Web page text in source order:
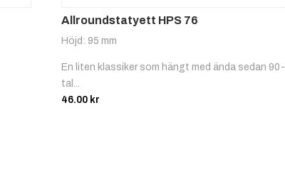
Allroundstatyett HPS 76
Höjd: 95 mm
En liten klassiker som hängt med ända sedan 90-
tal...
46.00 kr